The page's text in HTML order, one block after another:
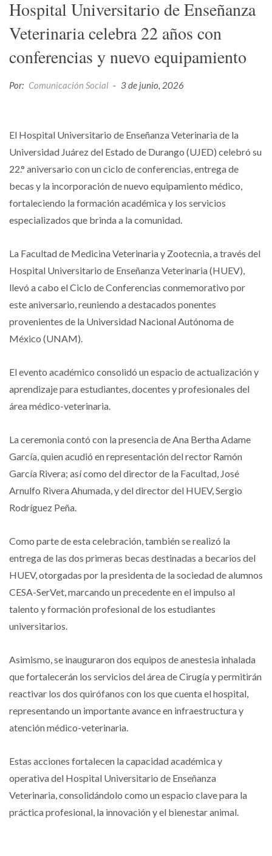
Hospital Universitario de Enseñanza
Veterinaria celebra 22 años con
conferencias y nuevo equipamiento
Por: Comunicación Social - 3 de junio, 2026
El Hospital Universitario de Enseñanza Veterinaria de la
Universidad Juárez del Estado de Durango (UJED) celebró su
22.° aniversario con un ciclo de conferencias, entrega de
becas y la incorporación de nuevo equipamiento médico,
fortaleciendo la formación académica y los servicios
especializados que brinda a la comunidad.
La Facultad de Medicina Veterinaria y Zootecnia, a través del
Hospital Universitario de Enseñanza Veterinaria (HUEV),
llevó a cabo el Ciclo de Conferencias conmemorativo por
este aniversario, reuniendo a destacados ponentes
provenientes de la Universidad Nacional Autónoma de
México (UNAM).
El evento académico consolidó un espacio de actualización y
aprendizaje para estudiantes, docentes y profesionales del
área médico-veterinaria.
La ceremonia contó con la presencia de Ana Bertha Adame
García, quien acudió en representación del rector Ramón
García Rivera; así como del director de la Facultad, José
Arnulfo Rivera Ahumada, y del director del HUEV, Sergio
Rodríguez Peña.
Como parte de esta celebración, también se realizó la
entrega de las dos primeras becas destinadas a becarios del
HUEV, otorgadas por la presidenta de la sociedad de alumnos
CESA-SerVet, marcando un precedente en el impulso al
talento y formación profesional de los estudiantes
universitarios.
Asimismo, se inauguraron dos equipos de anestesia inhalada
que fortalecerán los servicios del área de Cirugía y permitirán
reactivar los dos quirófanos con los que cuenta el hospital,
representando un importante avance en infraestructura y
atención médico-veterinaria.
Estas acciones fortalecen la capacidad académica y
operativa del Hospital Universitario de Enseñanza
Veterinaria, consolidándolo como un espacio clave para la
práctica profesional, la innovación y el bienestar animal.